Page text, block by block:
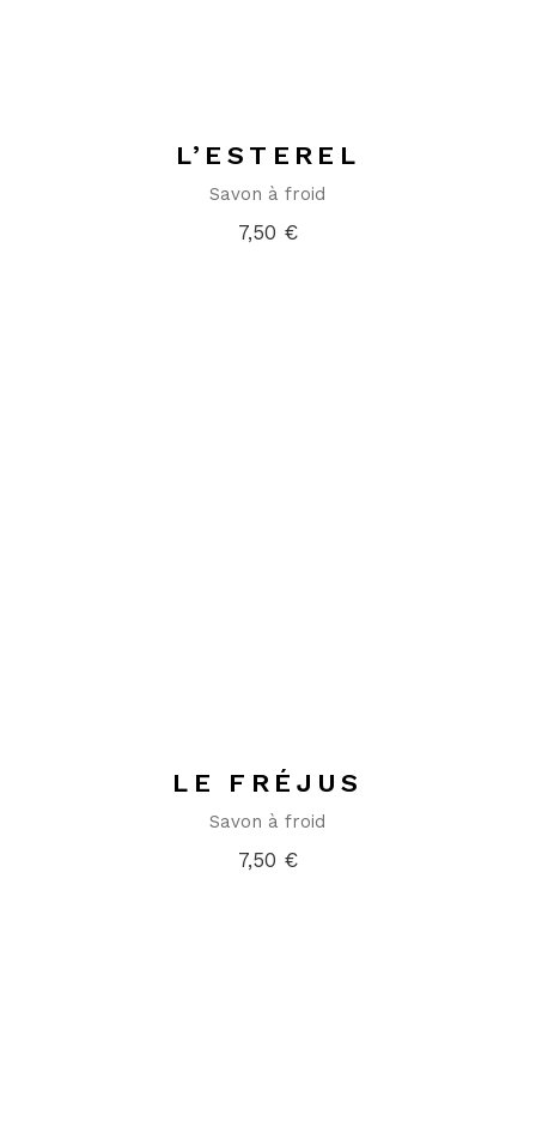
L’ESTEREL
Savon à froid
7,50 €
LE FRÉJUS
Savon à froid
7,50 €